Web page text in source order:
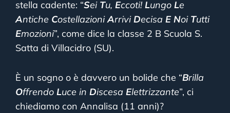
stella cadente: “Sei Tu, Eccoti!Lungo Le
Antiche CostellazioniArriviDecisa E Noi Tutti
Emozioni”, come dice la classe 2 B Scuola S.
Satta di Villacidro (SU).
È un sogno o è davvero un bolide che “Brilla
Offrendo Luce in Discesa Elettrizzante”, ci
chiediamo con Annalisa (11 anni)?